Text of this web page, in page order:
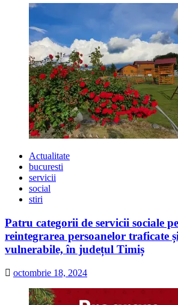
Actualitate
bucuresti
servicii
social
stiri
Patru categorii de servicii sociale
reintegrarea persoanelor traficate
vulnerabile, în județul Timiș
octombrie 18, 2024